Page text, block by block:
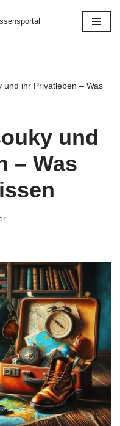
und ihr Privatleben – Was
und
– Was